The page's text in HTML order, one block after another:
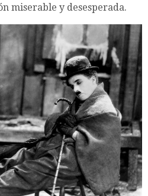
miserable y desesperada.